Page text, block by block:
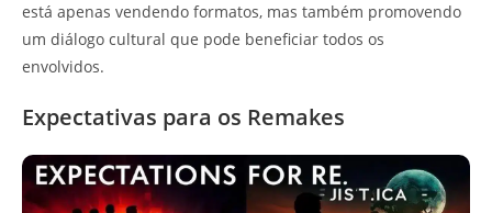
está apenas vendendo formatos, mas também promovendo
um diálogo cultural que pode beneficiar todos os
envolvidos.
Expectativas para os Remakes